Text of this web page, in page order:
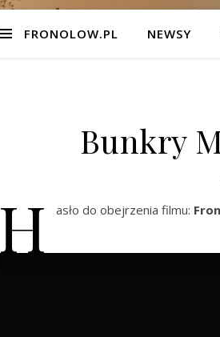
FRONOLOW.PL NEWSY
Bunkry
H asło do obejrzenia filmu: